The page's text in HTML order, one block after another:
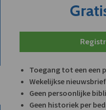
Toegang tot een een
Wekelijkse
Geen persoonlijke
Geen historiek per